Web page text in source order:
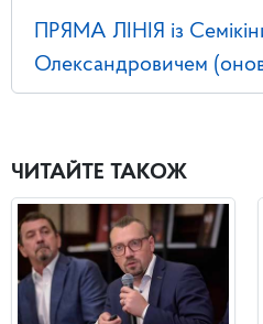
ПРЯМА ЛІНІЯ із
Олександровичем
ЧИТАЙТЕ ТАКОЖ